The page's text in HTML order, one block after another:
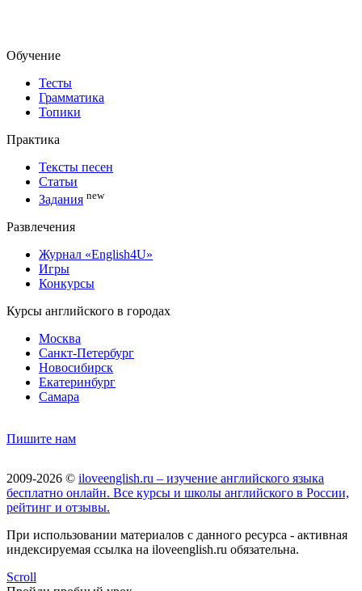
Обучение
Тесты
Грамматика
Топики
Практика
Тексты песен
Статьи
Задания new
Развлечения
Журнал «English4U»
Игры
Конкурсы
Курсы английского в городах
Москва
Санкт-Петербург
Новосибирск
Екатеринбург
Самара
Пишите нам
2009-2026 © iloveenglish.ru – изучение английского языка
бесплатно онлайн. Все курсы и школы английского в России,
рейтинг и отзывы.
При использовании материалов с данного ресурса - активная
индексируемая ссылка на iloveenglish.ru обязательна.
Scroll